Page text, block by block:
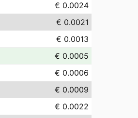
€ 0.0024
€ 0.0021
€ 0.0013
€ 0.0005
€ 0.0006
€ 0.0009
€ 0.0022